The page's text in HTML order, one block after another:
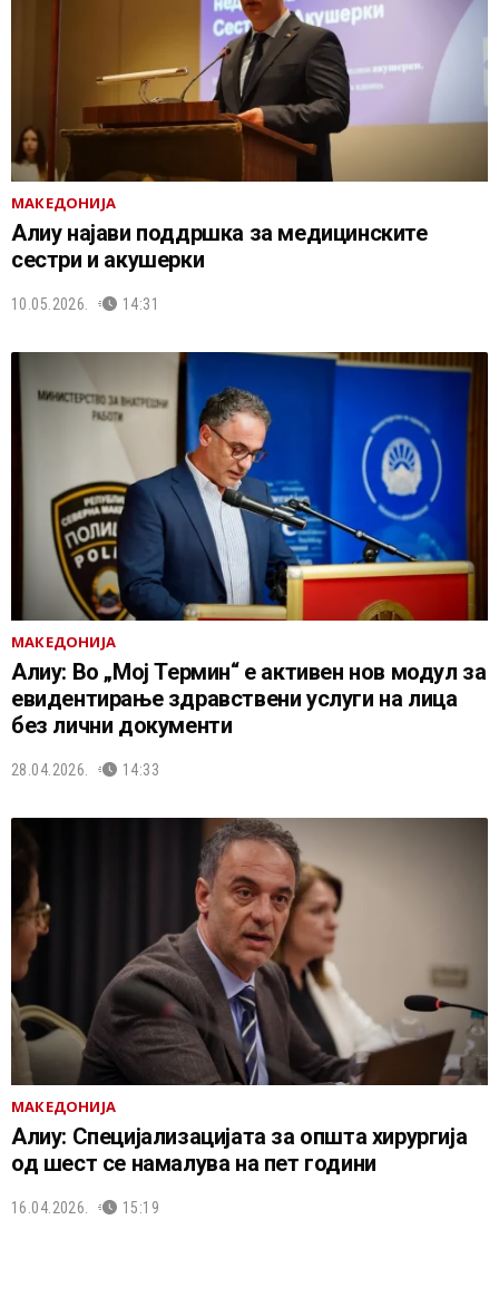
МАКЕДОНИЈА
Алиу најави поддршка за медицинските
сестри и акушерки
10.05.2026. 14:31
МАКЕДОНИЈА
Алиу: Во „Мој Термин“ е активен нов модул за
евидентирање здравствени услуги на лица
без лични документи
28.04.2026. 14:33
МАКЕДОНИЈА
Алиу: Специјализацијата за општа хирургија
од шест се намалува на пет години
16.04.2026. 15:19